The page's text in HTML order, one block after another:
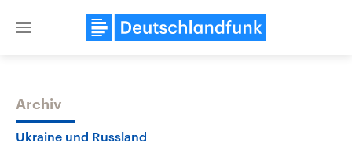
Close
Themen
Archiv
Ukraine und Russland